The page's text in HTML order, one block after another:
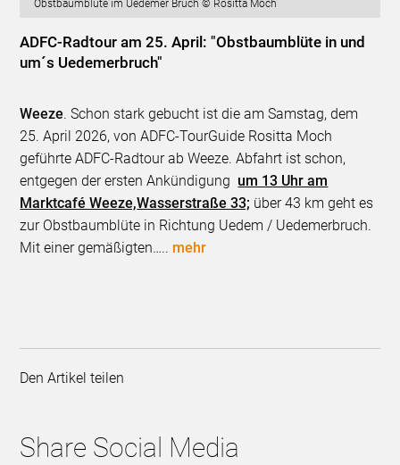
Obstbaumblüte im Uedemer Bruch © Rositta Moch
ADFC-Radtour am 25. April: "Obstbaumblüte in und
um´s Uedemerbruch"
Weeze. Schon stark gebucht ist die am Samstag, dem
25. April 2026, von ADFC-TourGuide Rositta Moch
geführte ADFC-Radtour ab Weeze. Abfahrt ist schon,
entgegen der ersten Ankündigung um 13 Uhr am
Marktcafé Weeze,Wasserstraße 33; über 43 km geht es
zur Obstbaumblüte in Richtung Uedem / Uedemerbruch.
Mit einer gemäßigten….. mehr
Den Artikel teilen
Share Social Media